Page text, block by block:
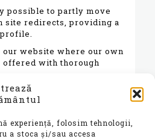
experiență, folosim tehnologii,
a stoca și/sau accesa
possible to partly move
site redirects, providing a
our website where our own
offered with thorough
6:01 am
Răspunde